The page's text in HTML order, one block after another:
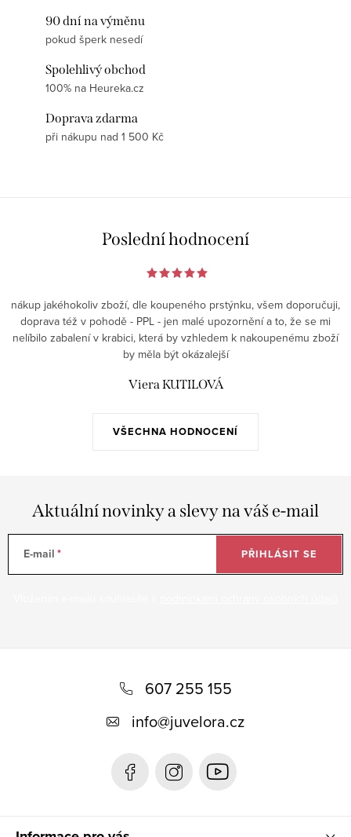
90 dní na výměnu
pokud šperk nesedí
Spolehlivý obchod
100% na Heureka.cz
Doprava zdarma
při nákupu nad 1 500 Kč
Poslední hodnocení
VŠECHNA HODNOCENÍ
nákup jakéhokoliv zboží, dle koupeného prstýnku, všem doporučuji,
doprava též v pohodě - PPL - jen malé upozornění a to, že se mi
nelíbilo zabalení v krabici, která by vzhledem k nakoupenému zboží
by měla být okázalejší
Viera KUTILOVÁ
Aktuální novinky a slevy na váš e-mail
E-mail PŘIHLÁSIT SE
607 255 155
info@juvelora.cz